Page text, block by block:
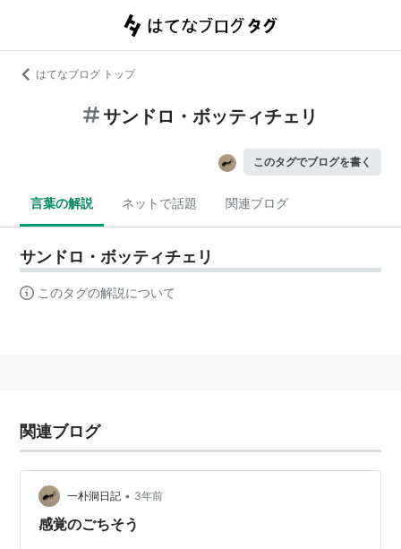
はてなブログ トップ
サンドロ・ボッティチェリ
このタグでブログを書く
言葉の解説 ネットで話題 関連ブログ
サンドロ・ボッティチェリ
このタグの解説について
関連ブログ
一朴洞日記 • 3年前
感覚のごちそう